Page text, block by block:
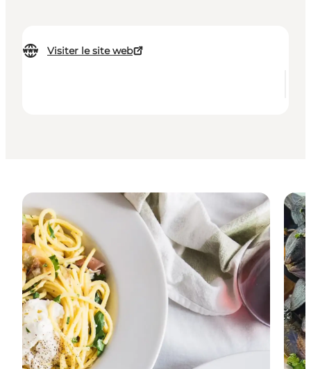
Visiter le site web